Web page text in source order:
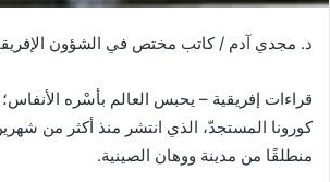
د. مجدي آدم / كاتب مختص في الشؤون
قراءات إفريقية – يحبس العالم بأسْره
كورونا المستجدّ، الذي انتشر منذ أكثر من
منطلقًا من مدينة ووهان الصينية.